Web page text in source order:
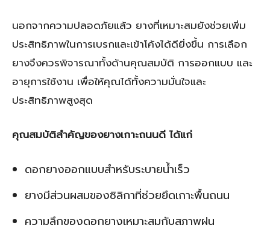
นอกจากความปลอดภัยแล้ว ยางที่เหมาะสมยังช่วยเพิ่ม
ประสิทธิภาพในการเบรกและเข้าโค้งได้ดียิ่งขึ้น การเลือก
ยางจึงควรพิจารณาทั้งด้านคุณสมบัติ การออกแบบ และ
อายุการใช้งาน เพื่อให้คุณได้ทั้งความมั่นใจและ
ประสิทธิภาพสูงสุด
คุณสมบัติสำคัญของยางเกาะถนนดี ได้แก่
ดอกยางออกแบบสำหรับระบายน้ำเร็ว
ยางมีส่วนผสมของซิลิกาที่ช่วยยึดเกาะพื้นถนน
ความลึกของดอกยางเหมาะสมกับสภาพฝน